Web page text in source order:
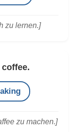
zu lernen.]
coffee.
zu machen.]